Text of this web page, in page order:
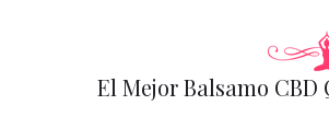
El Mejor Balsamo CBD